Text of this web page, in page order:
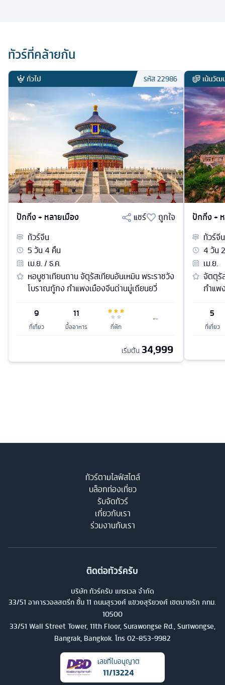
ทัวร์ที่คล้ายกัน
ทั่วไป รหัส22986
ปักกิ่ง + หลายเมือง แชร์
ถูกใจ
ทัวร์จีน
5วัน4 คืน
เม.ย. / ธ.ค.
หอบูชาเทียนถาน จัตุรัสเทียนอันเหมิน พระราชวัง
โบราณกู้กง กำแพงเมืองจีนด่านมู่เถียนยวี่
9
ที่เที่ยว
11
มื้ออาหาร ที่พัก
เริ่มต้น 34,999
เน้นวัฒ
ปักกิ่ง +
ทัวร์จีน
4วัน2
เม.ย.
จัตตุรั
กำแพ
5
ที่เที่ยว
ทัวร์ตามไลฟ์สไตล์
บล็อกท่องเที่ยว
รับจัดทัวร์
เกี่ยวกับเรา
ร่วมงานกับเรา
ติดต่อทัวร์ครับ
บริษัท ทัวร์ครับ แทรเวล จำกัด
33/51 อาคารวอลสตรีท ชั้น 11 ถนนสุรวงศ์ แขวงสุริยวงศ์ เขตบางรัก กทม.
10500
33/51 Wall Street Tower, 11th Floor, Surawongse Rd., Suriwongse,
Bangrak, Bangkok. โทร 02-853-9982
เลขที่ใบอนุญาต
11/13224